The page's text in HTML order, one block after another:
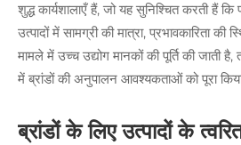
शुद्ध कार्यशालाएँ हैं, जो यह सुनिश्चित करती हैं
उत्पादों में सामग्री की मात्रा, प्रभावकारिता
मामले में उच्च उद्योग मानकों की पूर्ति की जाती है,
में ब्रांडों की अनुपालन आवश्यकताओं को पूरा
ब्रांडों के लिए उत्पादों के